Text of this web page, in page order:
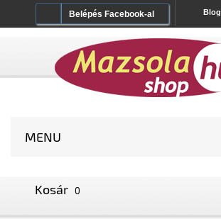
Blog
Belépés Facebook-al
MENU
Kosár 0